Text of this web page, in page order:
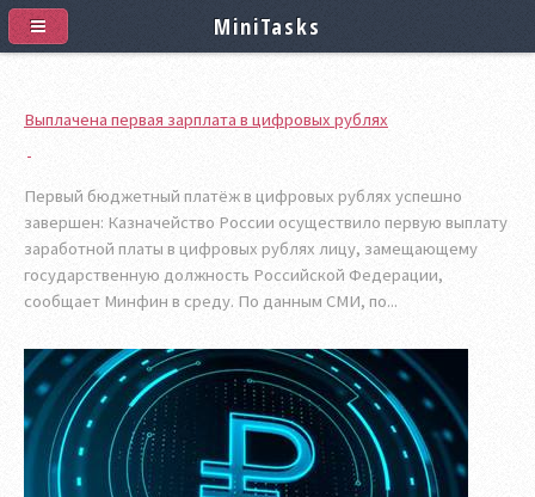
Выплачена первая зарплата в цифровых рублях
Первый бюджетный платёж в цифровых рублях успешно
завершен: Казначейство России осуществило первую выплату
заработной платы в цифровых рублях лицу, замещающему
государственную должность Российской Федерации,
сообщает Минфин в среду. По данным СМИ, по...
MiniTasks